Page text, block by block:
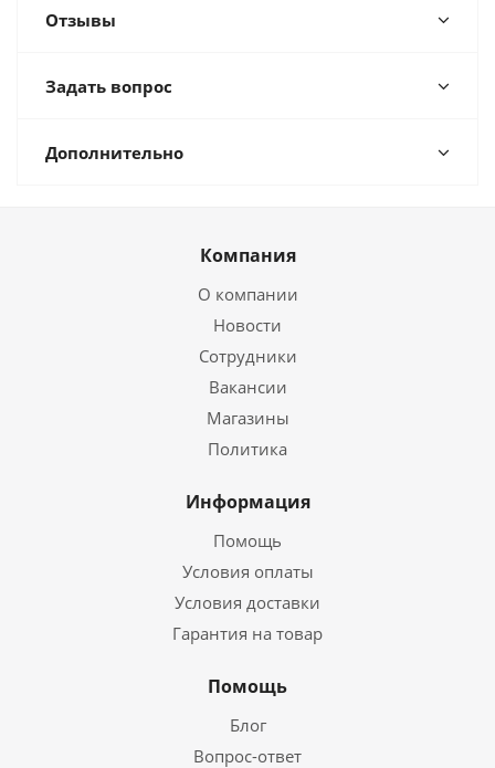
Отзывы
Задать вопрос
Дополнительно
Компания
О компании
Новости
Сотрудники
Вакансии
Магазины
Политика
Информация
Помощь
Условия оплаты
Условия доставки
Гарантия на товар
Помощь
Блог
Вопрос-ответ